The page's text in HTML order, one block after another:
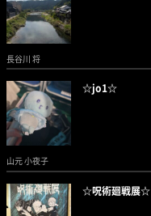
長谷川 将
☆jo1☆
山元 小夜子
☆呪術廻戦展☆